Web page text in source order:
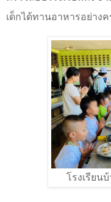
เด็กได้ทานอาหารอย่าง
โรงเรียน